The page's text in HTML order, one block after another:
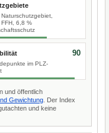
6,8 %
im PLZ-
90
und öffentlich
Gewichtung . Der Index
und keine